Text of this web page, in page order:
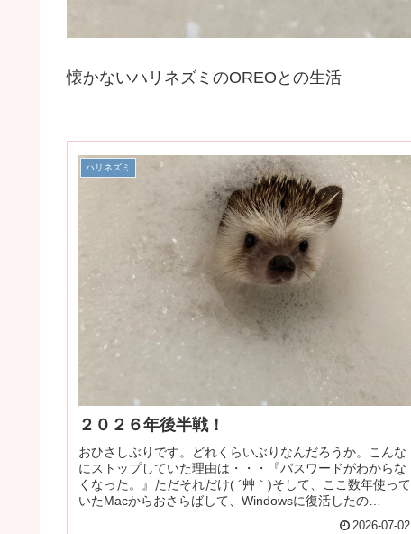
懐かないハリネズミのOREOとの生活
ハリネズミ
２０２６年後半戦！
おひさしぶりです。どれくらいぶりなんだろうか。こんな
にストップしていた理由は・・・『パスワードがわからな
くなった。』ただそれだけ( ´艸｀)そして、ここ数年使って
いたMacからおさらばして、Windowsに復活したの
2026-07-02